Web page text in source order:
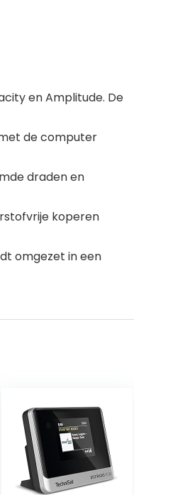
en Amplitude. De
de computer
draden en
koperen
omgezet in een